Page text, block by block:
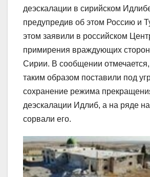
деэскалации в сирийском
предупредив об этом Россию и
этом заявили в российском
примирения враждующих
Сирии. В сообщении
таким образом поставили под
сохранение режима
деэскалации Идлиб, а на ряде
сорвали его.